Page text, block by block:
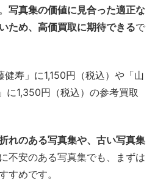
写真集の価値に見合った適正な
ため、高価買取に期待できるで
寿」に1,150円（税込）や「山
に1,350円（税込）の参考買取
れのある写真集や、古い写真集
不安のある写真集でも、まずは
すめです。